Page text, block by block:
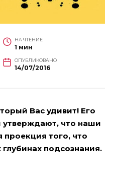
НА ЧТЕНИЕ
1 мин
ОПУБЛИКОВАНО
14/07/2016
Вас удивит! Его
утверждают, что наши
проекция того, что
подсознания.